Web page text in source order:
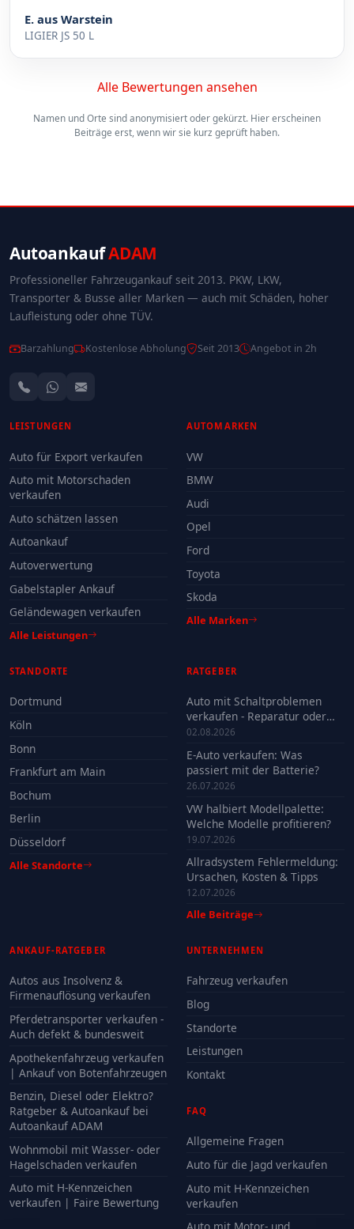
E. aus Warstein
LIGIER JS 50 L
Alle Bewertungen ansehen
Namen und Orte sind anonymisiert oder gekürzt. Hier erscheinen
Beiträge erst, wenn wir sie kurz geprüft haben.
AutoankaufADAM
Professioneller Fahrzeugankauf seit 2013. PKW, LKW,
Transporter & Busse aller Marken — auch mit Schäden, hoher
Laufleistung oder ohne TÜV.
Barzahlung Kostenlose Abholung Seit 2013 Angebot in 2h
LEISTUNGEN
Auto für Export verkaufen
Auto mit Motorschaden
verkaufen
Auto schätzen lassen
Autoankauf
Autoverwertung
Gabelstapler Ankauf
Geländewagen verkaufen
Alle Leistungen
AUTOMARKEN
VW
BMW
Audi
Opel
Ford
Toyota
Skoda
Alle Marken
STANDORTE
Dortmund
Köln
Bonn
Frankfurt am Main
Bochum
Berlin
Düsseldorf
Alle Standorte
RATGEBER
Auto mit Schaltproblemen
verkaufen - Reparatur oder
Verkauf?
02.08.2026
E-Auto verkaufen: Was
passiert mit der Batterie?
26.07.2026
VW halbiert Modellpalette:
Welche Modelle profitieren?
19.07.2026
Allradsystem Fehlermeldung:
Ursachen, Kosten & Tipps
12.07.2026
Alle Beiträge
ANKAUF-RATGEBER
Autos aus Insolvenz &
Firmenauflösung verkaufen
Pferdetransporter verkaufen -
Auch defekt & bundesweit
Apothekenfahrzeug verkaufen
| Ankauf von Botenfahrzeugen
Benzin, Diesel oder Elektro?
Ratgeber & Autoankauf bei
Autoankauf ADAM
Wohnmobil mit Wasser- oder
Hagelschaden verkaufen
Auto mit H-Kennzeichen
verkaufen | Faire Bewertung
UNTERNEHMEN
Fahrzeug verkaufen
Blog
Standorte
Leistungen
Kontakt
FAQ
Allgemeine Fragen
Auto für die Jagd verkaufen
Auto mit H-Kennzeichen
verkaufen